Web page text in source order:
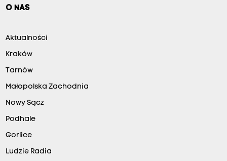
O NAS
Aktualności
Kraków
Tarnów
Małopolska Zachodnia
Nowy Sącz
Podhale
Gorlice
Ludzie Radia